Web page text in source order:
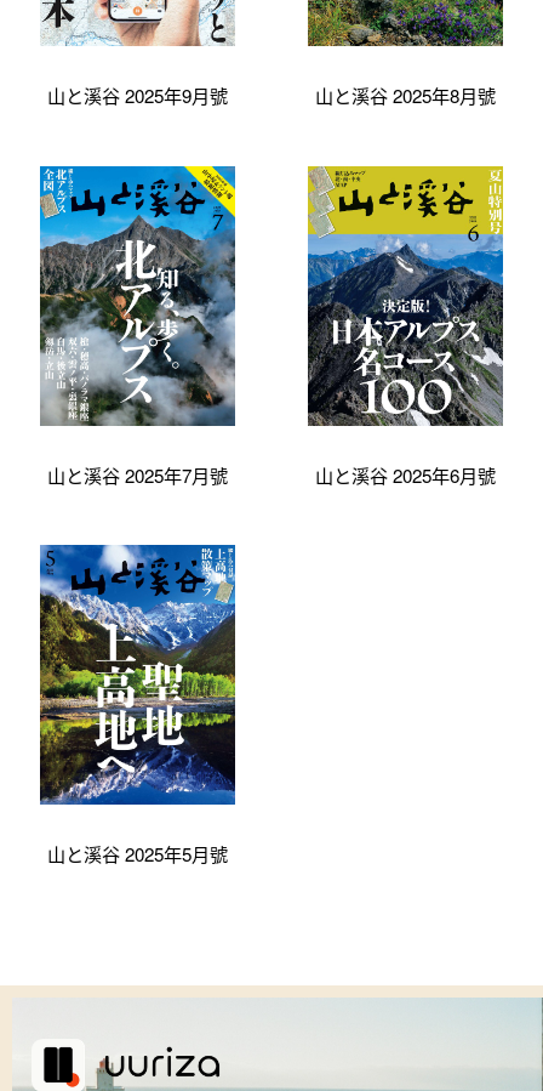
山と溪谷 2025年9月號 山と溪谷 2025年8月號
山と溪谷 2025年7月號 山と溪谷 2025年6月號
山と溪谷 2025年5月號